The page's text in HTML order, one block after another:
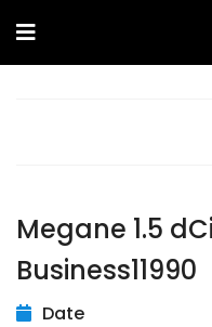
Megane 1.5
Business11990
Date